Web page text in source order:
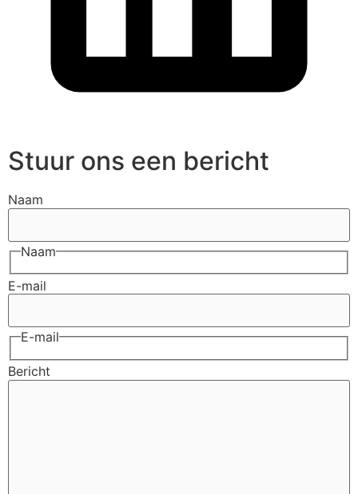
Stuur ons een bericht
Naam
Naam
E-mail
E-mail
Bericht